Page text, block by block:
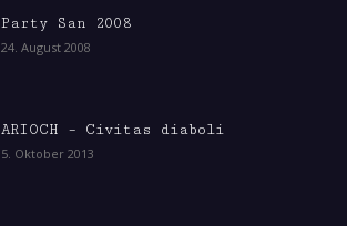
Party San 2008
24. August 2008
ARIOCH – Civitas diaboli
5. Oktober 2013